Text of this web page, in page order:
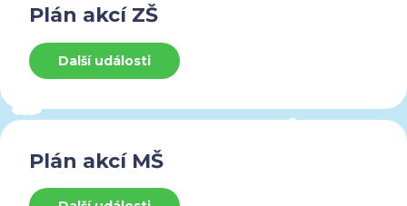
Plán akcí ZŠ
Další události
Plán akcí MŠ